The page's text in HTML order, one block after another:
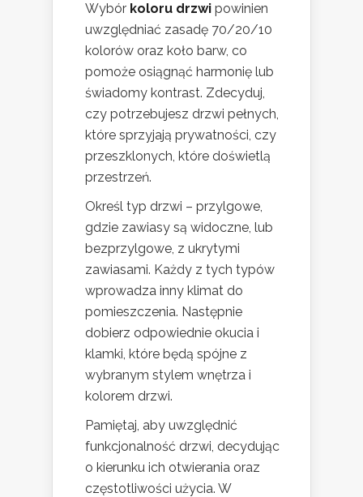
Wybór koloru drzwi powinien
uwzględniać zasadę 70/20/10
kolorów oraz koło barw, co
pomoże osiągnąć harmonię lub
świadomy kontrast. Zdecyduj,
czy potrzebujesz drzwi pełnych,
które sprzyjają prywatności, czy
przeszklonych, które doświetlą
przestrzeń.
Określ typ drzwi – przylgowe,
gdzie zawiasy są widoczne, lub
bezprzylgowe, z ukrytymi
zawiasami. Każdy z tych typów
wprowadza inny klimat do
pomieszczenia. Następnie
dobierz odpowiednie okucia i
klamki, które będą spójne z
wybranym stylem wnętrza i
kolorem drzwi.
Pamiętaj, aby uwzględnić
funkcjonalność drzwi, decydując
o kierunku ich otwierania oraz
częstotliwości użycia. W